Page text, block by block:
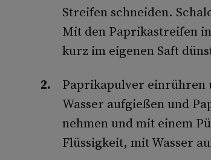
Streifen schneiden.
Mit den Paprikastreifen
kurz im eigenen Saft
Paprikapulver einrühren
Wasser aufgießen und
nehmen und mit einem
Flüssigkeit, mit Wasser